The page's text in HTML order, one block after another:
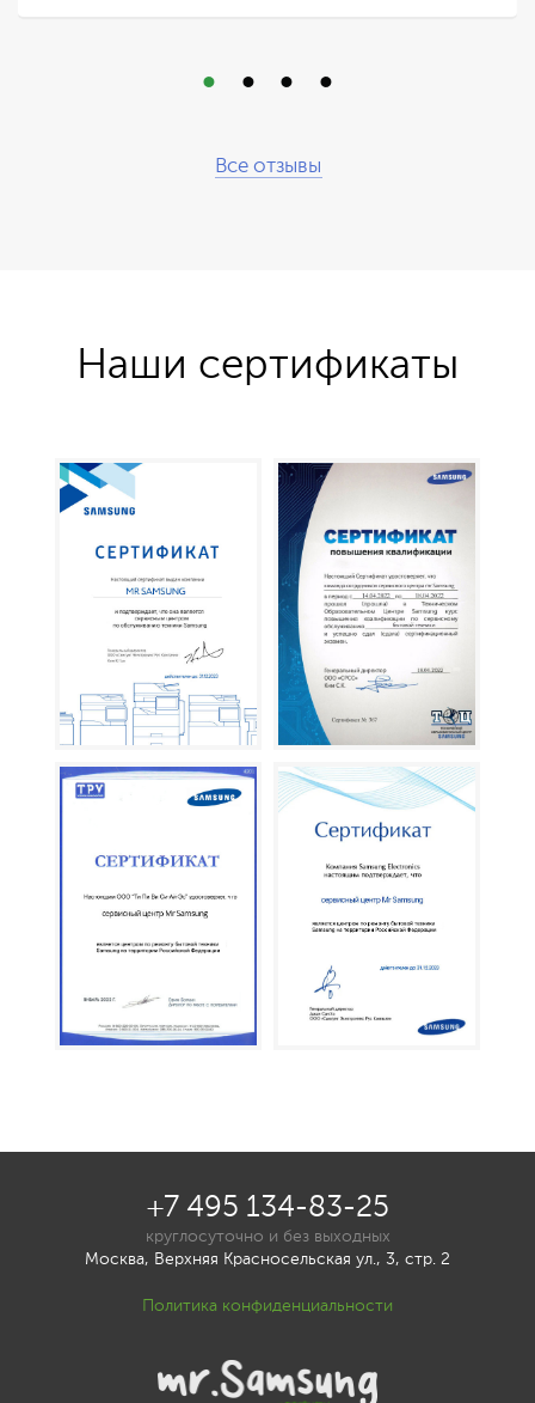
Все отзывы
Наши сертификаты
+7 495 134-83-25
круглосуточно и без выходных
Москва, Верхняя Красносельская ул., 3, стр. 2
Политика конфиденциальности